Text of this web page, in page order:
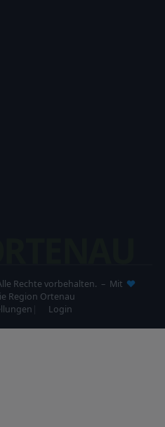
Rechte vorbehalten. – Mit
Region Ortenau
Login